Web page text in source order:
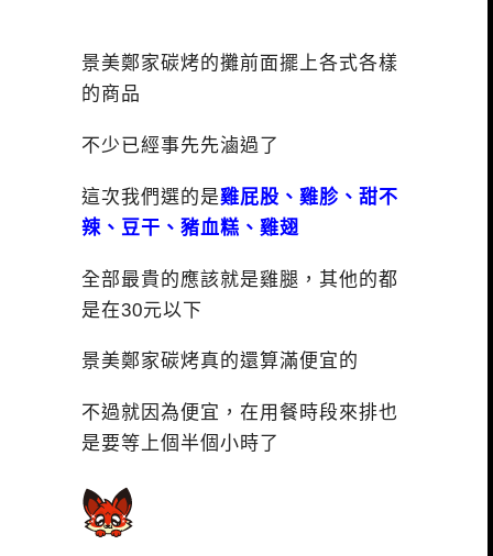
景美鄭家碳烤的攤前面擺上各式各樣
的商品
不少已經事先先滷過了
這次我們選的是雞屁股、雞胗、甜不
辣、豆干、豬血糕、雞翅
全部最貴的應該就是雞腿，其他的都
是在30元以下
景美鄭家碳烤真的還算滿便宜的
不過就因為便宜，在用餐時段來排也
是要等上個半個小時了